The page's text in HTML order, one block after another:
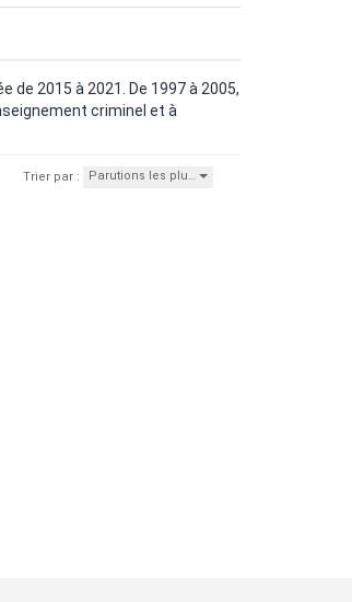
de 2015 à 2021. De 1997 à 2005,
criminel et à
Trier par : Parutions les plu…